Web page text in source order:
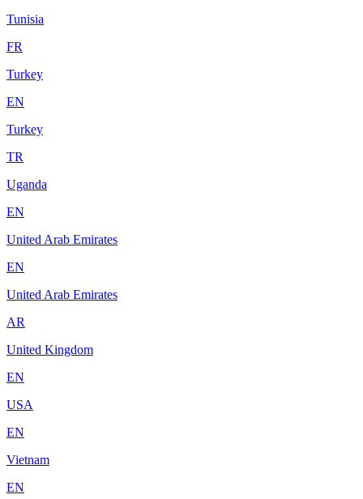
Tunisia
FR
Turkey
EN
Turkey
TR
Uganda
EN
United Arab Emirates
EN
United Arab Emirates
AR
United Kingdom
EN
USA
EN
Vietnam
EN